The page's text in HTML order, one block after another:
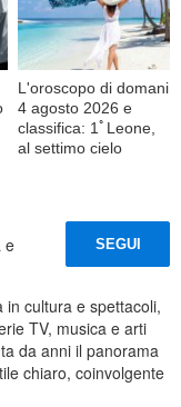
L'oroscopo di domani
4 agosto 2026 e
classifica: 1ﾟLeone,
al settimo cielo
e
SEGUI
in cultura e spettacoli,
TV, musica e arti
da anni il panorama
chiaro, coinvolgente